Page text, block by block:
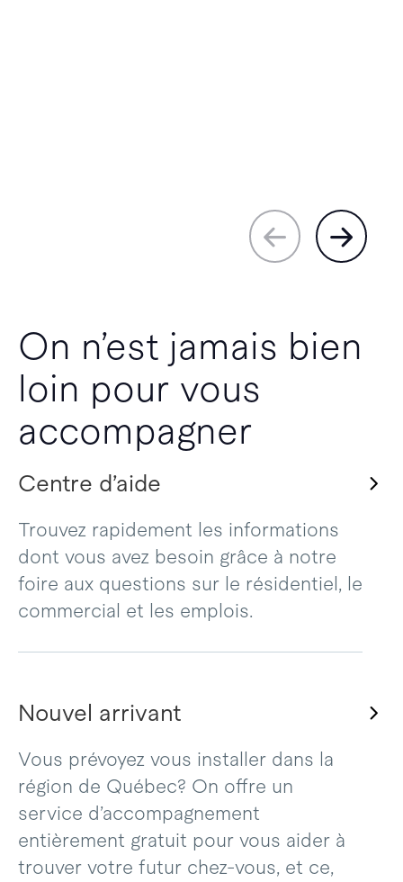
On n’est jamais bien
loin pour vous
accompagner
Centre d’aide
Trouvez rapidement les informations
dont vous avez besoin grâce à notre
foire aux questions sur le résidentiel, le
commercial et les emplois.
Nouvel arrivant
Vous prévoyez vous installer dans la
région de Québec? On offre un
service d’accompagnement
entièrement gratuit pour vous aider à
trouver votre futur chez-vous, et ce,